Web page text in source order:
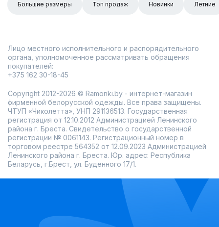
Большие размеры Топ продаж Новинки Летние
Лицо местного исполнительного и распорядительного
органа, уполномоченное рассматривать обращения
покупателей:
+375 162 30-18-45
Copyright 2012-2026 © Ramonki.by - интернет-магазин
фирменной белорусской одежды. Все права защищены.
ЧТУП «Чиколетта», УНП 291136513. Государственная
регистрация от 12.10.2012 Администрацией Ленинского
района г. Бреста. Свидетельство о государственной
регистрации № 0061143. Регистрационный номер в
торговом реестре 564352 от 12.09.2023 Администрацией
Ленинского района г. Бреста. Юр. адрес: Республика
Беларусь, г.Брест, ул. Буденного 17/1.